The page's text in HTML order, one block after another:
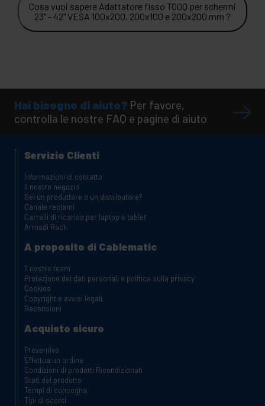
Cosa vuoi sapere Adattatore fisso TOOQ per schermi
23" - 42" VESA 100x200, 200x100 e 200x200 mm ?
Hai bisogno di aiuto? Per favore,
controlla le nostre FAQ e pagine di aiuto
Servizio Clienti
Informazioni di contatto
Il nostro negozio
Sei un produttore o un distributore?
Canale reclami
Carrelli di ricarica per laptop e tablet
Armadi Rack
A proposito di Cablematic
Il nostro team
Protezione dei dati personali e politica sulla privacy
Cookies
Copyright e avvisi legali
Recensioni
Acquisto sicuro
Preventivo
Effettua un ordine
Condizioni di prodotti Ricondizionati
Stati del prodotto
Tempi di consegna
Tipi di sconti